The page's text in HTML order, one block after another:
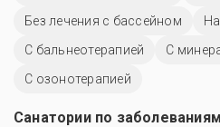
Без лечения с бассейном
С бальнеотерапией
С
С озонотерапией
Санатории по заболеваниям